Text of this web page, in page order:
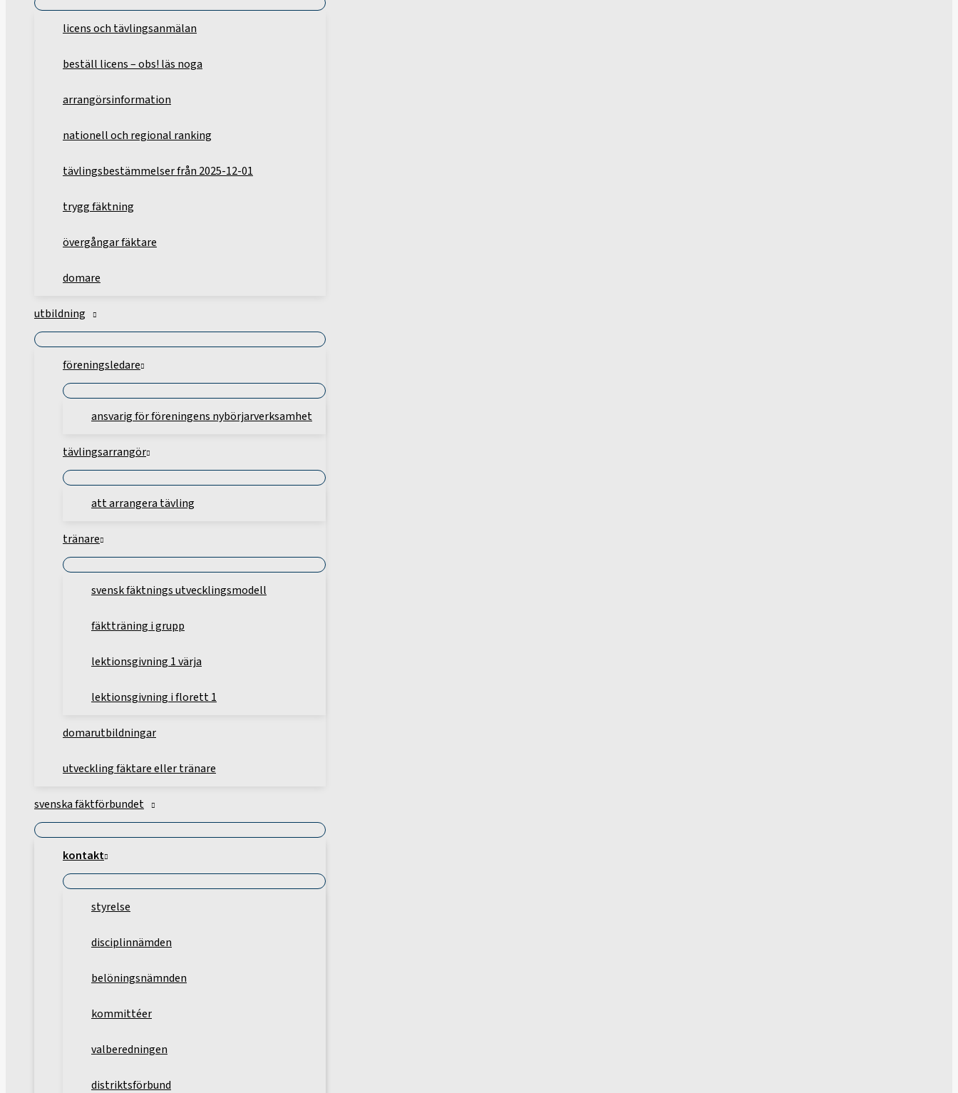
licens och tävlingsanmälan
beställ licens – obs! läs noga
arrangörsinformation
nationell och regional ranking
tävlingsbestämmelser från 2025-12-01
trygg fäktning
övergångar fäktare
domare
utbildning
föreningsledare
ansvarig för föreningens nybörjarverksamhet
tävlingsarrangör
att arrangera tävling
tränare
svensk fäktnings utvecklingsmodell
fäktträning i grupp
lektionsgivning 1 värja
lektionsgivning i florett 1
domarutbildningar
utveckling fäktare eller tränare
svenska fäktförbundet
kontakt
styrelse
disciplinnämden
belöningsnämnden
kommittéer
valberedningen
distriktsförbund